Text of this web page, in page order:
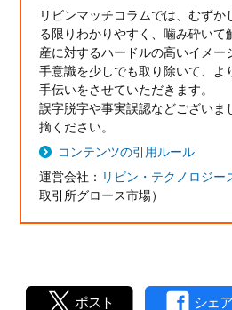
リビンマッチコラムでは、むずか
る限りわかりやすく、噛み砕いて
産に対するハードルの高いイメー
手意識を少しでも取り除いて、よ
手伝いをさせていただきます。
誤字脱字や事実誤認などございま
摘ください。
コンテンツの引用ルール
運営会社： リビン・テクノロジー
取引所グロース市場）